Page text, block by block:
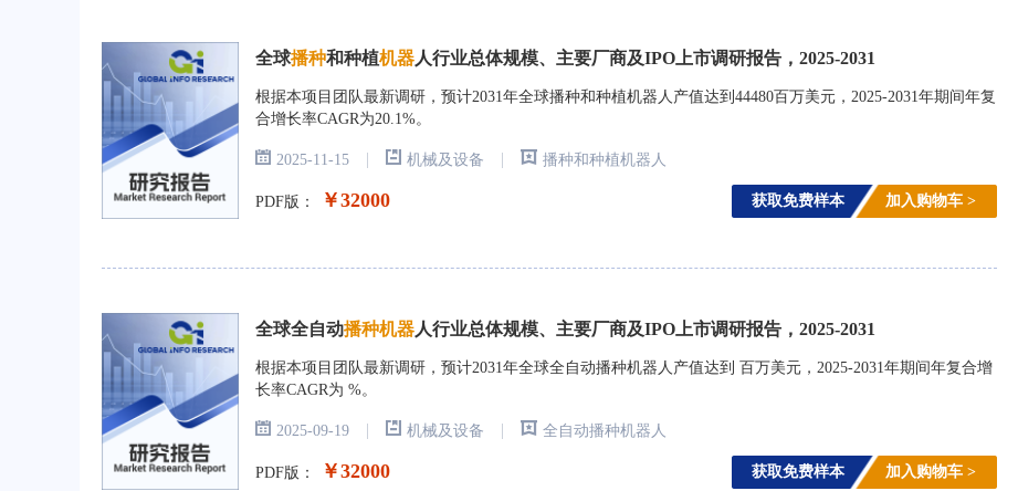
全球播种和种植机器人行业总体规模、主要厂商及IPO上市调研报告，2025-2031
根据本项目团队最新调研，预计2031年全球播种和种植机器人产值达到44480百万美元，2025-2031年期间年复
合增长率CAGR为20.1%。
2025-11-15 | 机械及设备 | 播种和种植机器人
PDF版： ￥32000 获取免费样本 加入购物车 >
全球全自动播种机器人行业总体规模、主要厂商及IPO上市调研报告，2025-2031
根据本项目团队最新调研，预计2031年全球全自动播种机器人产值达到 百万美元，2025-2031年期间年复合增
长率CAGR为 %。
2025-09-19 | 机械及设备 | 全自动播种机器人
PDF版： ￥32000 获取免费样本 加入购物车 >